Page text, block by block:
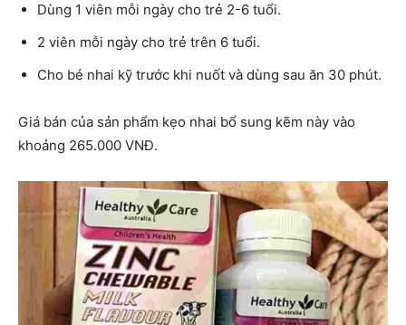
Dùng 1 viên mỗi ngày cho trẻ 2-6 tuổi.
2 viên mỗi ngày cho trẻ trên 6 tuổi.
Cho bé nhai kỹ trước khi nuốt và dùng sau ăn 30 phút.
Giá bán của sản phẩm kẹo nhai bổ sung kẽm này vào
khoảng 265.000 VNĐ.